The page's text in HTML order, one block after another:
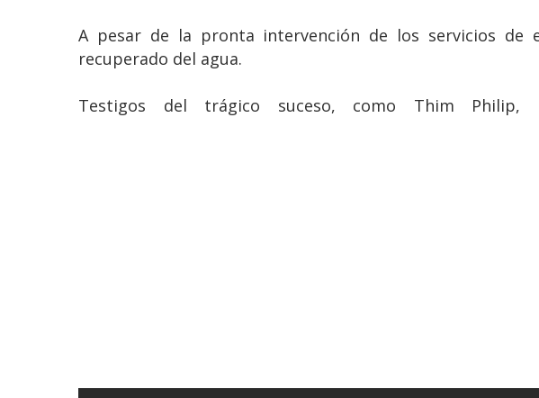
A pesar de la pronta intervención de los servicios de
recuperado del agua.
Testigos del trágico suceso, como Thim Philip,